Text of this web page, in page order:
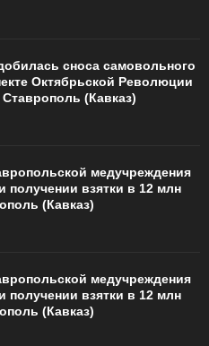
сноса самовольного
Октябрьской Революции
(Кавказ)
медучреждения
получении взятки в 12 млн
(Кавказ)
медучреждения
получении взятки в 12 млн
(Кавказ)